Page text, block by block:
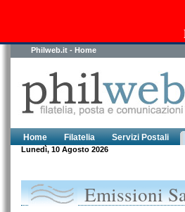
Philweb.it - Home
Home Filatelia Servizi Postali
Lunedì, 10 Agosto 2026
Emissioni